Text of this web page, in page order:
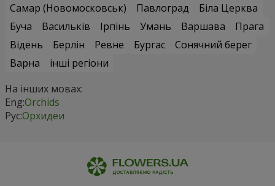
Самар (Новомосковськ)
Павлоград
Біла Церква
Буча
Васильків Ірпінь Умань Варшава
Прага
Відень
Берлін Ревне Бургас
Сонячний берег
Варна
інші регіони
На інших мовах:
Eng:Orchids
Рус:Орхидеи